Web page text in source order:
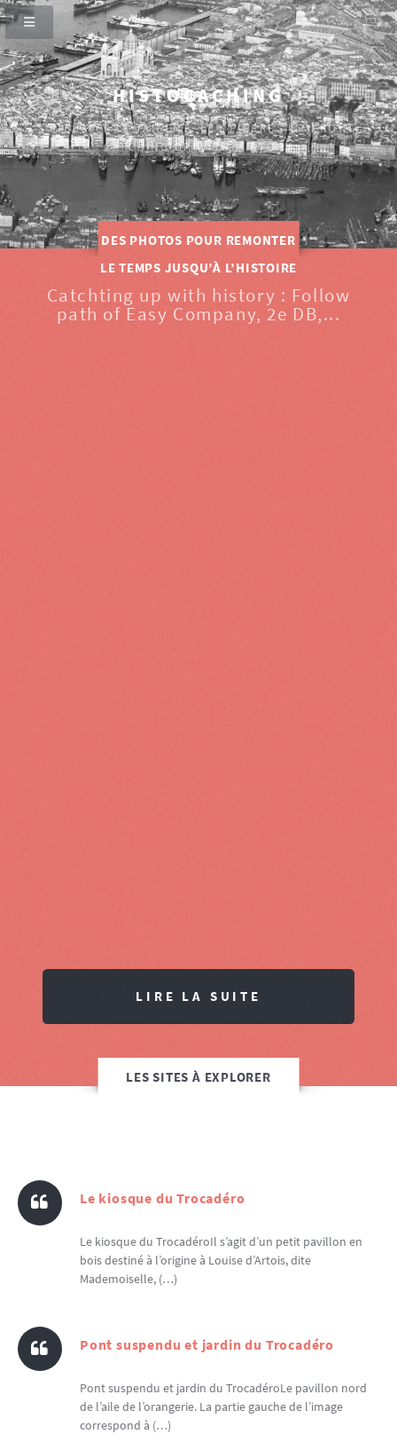
HISTOCACHING
SI CEUX-CI SE TAISENT, LES PIERRES CRIERONT.
CATCHING UP WITH HISTORY
DES PHOTOS POUR REMONTER
LE TEMPS JUSQU’À L’HISTOIRE
Catchting up with history : Follow
path of Easy Company, 2e DB,...
LIRE LA SUITE
LES SITES À EXPLORER
Le kiosque du Trocadéro
Le kiosque du TrocadéroIl s’agit d’un petit pavillon en
bois destiné à l’origine à Louise d’Artois, dite
Mademoiselle, (…)
Pont suspendu et jardin du Trocadéro
Pont suspendu et jardin du TrocadéroLe pavillon nord
de l’aile de l’orangerie. La partie gauche de l’image
correspond à (…)